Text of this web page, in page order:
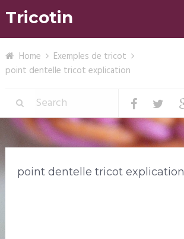
Tricotin
Home
Exemples de tricot
point dentelle tricot explication
point dentelle tricot explication